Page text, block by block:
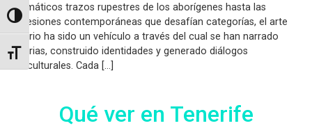
Alternar alto contraste
Alternar tamaño de letra
enigmáticos trazos rupestres de los aborígenes hasta las
expresiones contemporáneas que desafían categorías, el arte
canario ha sido un vehículo a través del cual se han narrado
historias, construido identidades y generado diálogos
interculturales. Cada […]
Qué ver en Tenerife